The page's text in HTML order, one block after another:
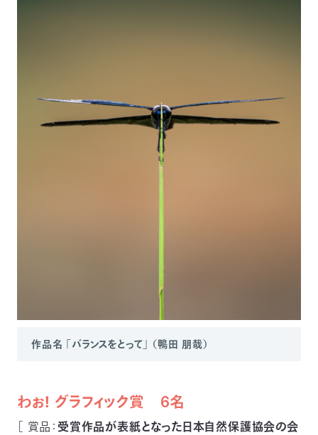
作品名 「バランスをとって」 （鴨田 朋哉）
わぉ！ グラフィック賞 6名
［ 賞品： 受賞作品が表紙となった日本自然保護協会の会